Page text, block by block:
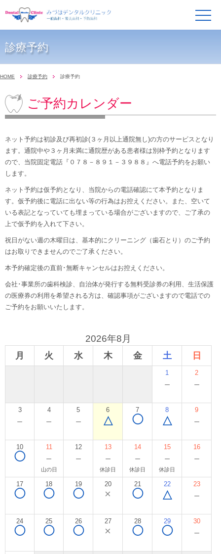
メ
ニ
ュ
診療予約
HOME 診療予約 診療予約
ご予約カレンダー
ネット予約は初診及び再初診(３ヶ月以上通院無し)の方のサービスとなり
ます。通院中や３ヶ月未満に通院歴がある患者様は別枠予約となります
ので、当院固定電話『０７８－８９１－３９８８』へ電話予約をお願い
します。
ネット予約は仮予約となり、当院からの電話確認にて本予約となりま
す。仮予約後に電話に出ない等の行為はお控えください。また、空いて
いる表記となっていても埋まっている場合がございますので、ご了承の
上で仮予約を入れて下さい。
祝日がない週の木曜日は、基本的にクリーニング（歯石とり）のご予約
はお取りできませんのでご了承ください。
本予約確定後の直前･無断キャンセルはお控えください。
会社･事業所の歯科検診、自治体が発行する無料受診券の利用、生活保護
の医療券の利用を希望される方は、確認事項がございますので電話での
ご予約をお願いいたします。
2026年8月
月 火 水 木 金 土 日
1
－
2
－
3
－
4
－
5
－
6
△
7
◯
8
△
9
－
10
◯
11
－
山の日
12
－
13
－
休診日
14
－
休診日
15
－
休診日
16
－
17
◯
18
◯
19
◯
20
×
21
◯
22
△
23
－
24
◯
25
◯
26
◯
27
×
28
◯
29
◯
30
－